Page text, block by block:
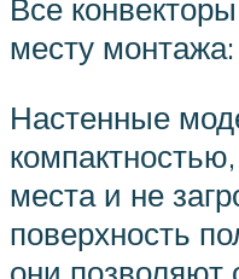
Все
месту монтажа:
Настенные
места и не
поверхность